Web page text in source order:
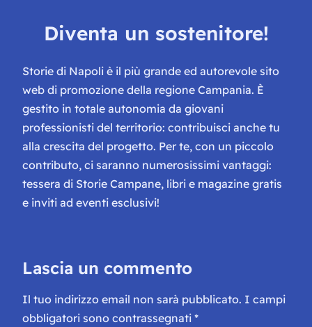
Diventa un sostenitore!
Storie di Napoli è il più grande ed autorevole sito
web di promozione della regione Campania. È
gestito in totale autonomia da giovani
professionisti del territorio: contribuisci anche tu
alla crescita del progetto. Per te, con un piccolo
contributo, ci saranno numerosissimi vantaggi:
tessera di Storie Campane, libri e magazine gratis
e inviti ad eventi esclusivi!
Lascia un commento
Il tuo indirizzo email non sarà pubblicato. I campi
obbligatori sono contrassegnati *